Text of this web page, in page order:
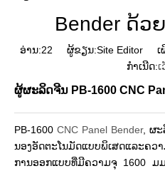
Bender ດ້ວ
ອ່ານ:22 ຜູ້ຂຽນ:Site Editor ເ
ກໍາເນີດ:
ຜູ້ຜະລິດຈີນ PB-1600 CNC
PB-1600 CNC Panel Bender, ຜະ
ນອງອັດຕະໂນມັດແບບພິເສດແລະຄວ
ການອອກແບບທີ່ມີຄວາມຈຸ 1600 ມ